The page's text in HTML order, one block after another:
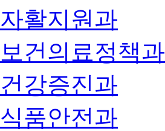
자활지원과
보건의료정책과
건강증진과
식품안전과